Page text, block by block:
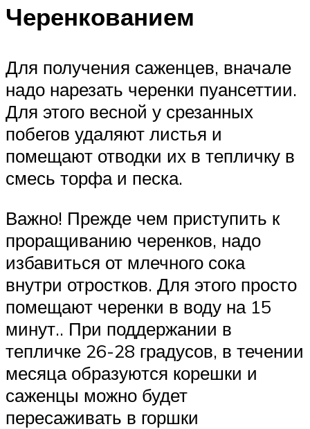
Черенкованием
Для получения саженцев, вначале
надо нарезать черенки пуансеттии.
Для этого весной у срезанных
побегов удаляют листья и
помещают отводки их в тепличку в
смесь торфа и песка.
Важно! Прежде чем приступить к
проращиванию черенков, надо
избавиться от млечного сока
внутри отростков. Для этого просто
помещают черенки в воду на 15
минут.. При поддержании в
тепличке 26-28 градусов, в течении
месяца образуются корешки и
саженцы можно будет
пересаживать в горшки